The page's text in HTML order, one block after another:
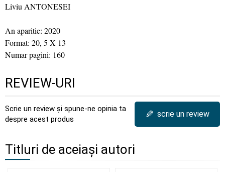
Liviu ANTONESEI
An aparitie: 2020
Format: 20, 5 X 13
Numar pagini: 160
REVIEW-URI
Scrie un review și spune-ne opinia ta
despre acest produs
✎ scrie un review
Titluri de aceiași autori